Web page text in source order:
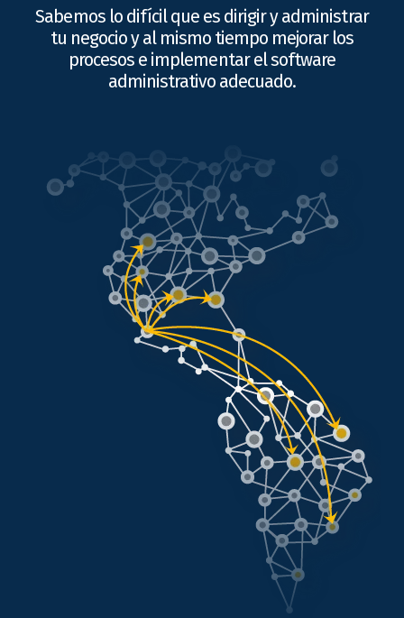
Sabemos lo difícil que es dirigir y administrar
tu negocio y al mismo tiempo mejorar los
procesos e implementar el software
administrativo adecuado.